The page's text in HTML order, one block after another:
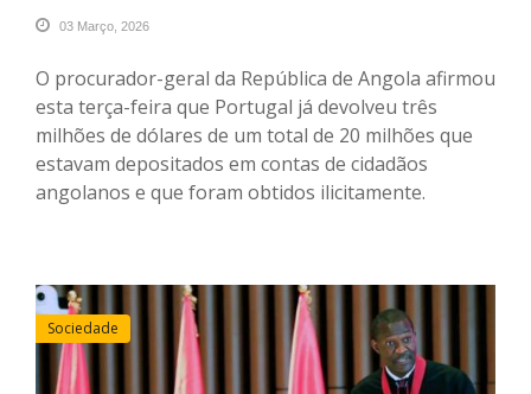
03 Março, 2026
O procurador-geral da República de Angola afirmou
esta terça-feira que Portugal já devolveu três
milhões de dólares de um total de 20 milhões que
estavam depositados em contas de cidadãos
angolanos e que foram obtidos ilicitamente.
Sociedade